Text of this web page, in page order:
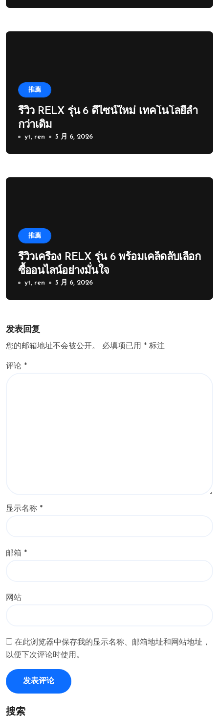
推薦
รีวิว RELX รุ่น 6 ดีไซน์ใหม่ เทคโนโลยีล้ำ
กว่าเดิม
yt, ren 5 月 6, 2026
推薦
รีวิวเครื่อง RELX รุ่น 6 พร้อมเคล็ดลับเลือก
ซื้ออนไลน์อย่างมั่นใจ
yt, ren 5 月 6, 2026
发表回复
您的邮箱地址不会被公开。 必填项已用 * 标注
评论 *
显示名称 *
邮箱 *
网站
在此浏览器中保存我的显示名称、邮箱地址和网站地址，
以便下次评论时使用。
搜索